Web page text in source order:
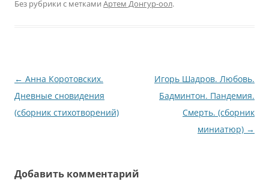
Без рубрики с метками Артем Донгур-оол.
Навигация
по
записям
← Анна Коротовских.
Дневные сновидения
(сборник стихотворений)
Игорь Шадров. Любовь.
Бадминтон. Пандемия.
Смерть. (сборник
миниатюр) →
Добавить комментарий